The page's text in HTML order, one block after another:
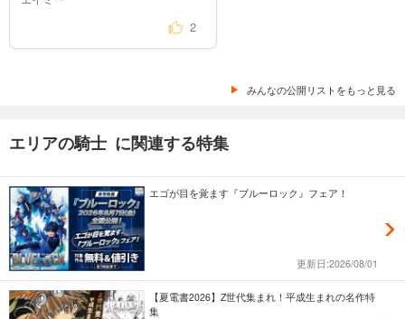
594
円 (税込)
試し読み
あらすじを表示する
エリアの騎士（５３）
594円 (税込)
完結
カート
2
みんなの公開リストをもっと見る
エリアの騎士 に関連する特集
エゴが目を覚ます『ブルーロック』フェア！
更新日:2026/08/01
【夏電書2026】Z世代集まれ！平成生まれの名作特
集